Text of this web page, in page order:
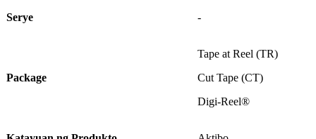
Serye -
Package
Tape at Reel (TR)
Cut Tape (CT)
Digi-Reel®